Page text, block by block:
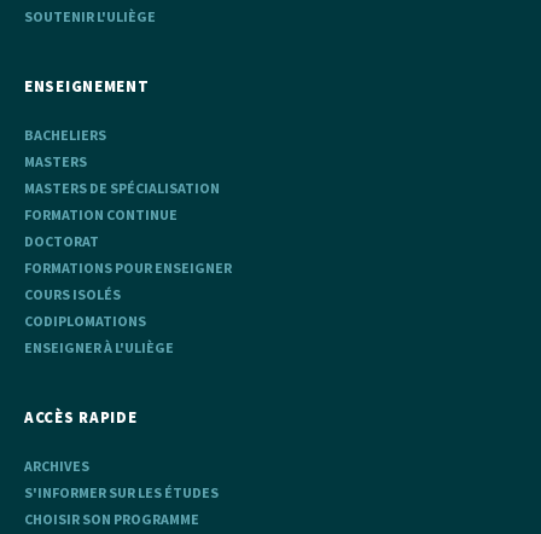
SOUTENIR L'ULIÈGE
ENSEIGNEMENT
BACHELIERS
MASTERS
MASTERS DE SPÉCIALISATION
FORMATION CONTINUE
DOCTORAT
FORMATIONS POUR ENSEIGNER
COURS ISOLÉS
CODIPLOMATIONS
ENSEIGNER À L'ULIÈGE
ACCÈS RAPIDE
ARCHIVES
S'INFORMER SUR LES ÉTUDES
CHOISIR SON PROGRAMME